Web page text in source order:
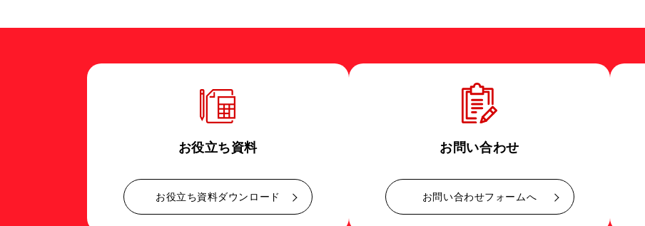
お役立ち資料
お役立ち資料ダウンロード
お問い合わせ
お問い合わせフォームへ